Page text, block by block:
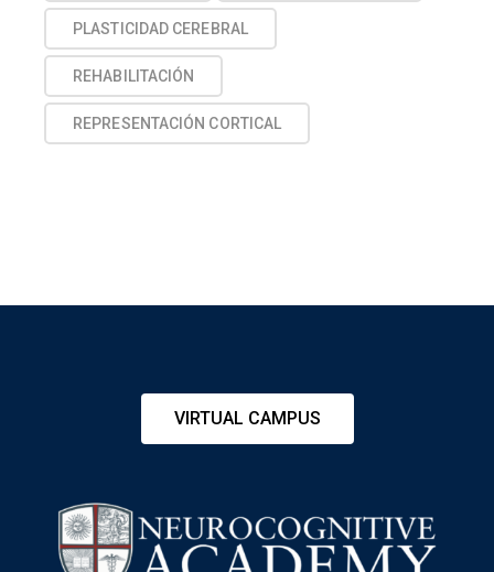
PLASTICIDAD CEREBRAL
REHABILITACIÓN
REPRESENTACIÓN CORTICAL
VIRTUAL CAMPUS